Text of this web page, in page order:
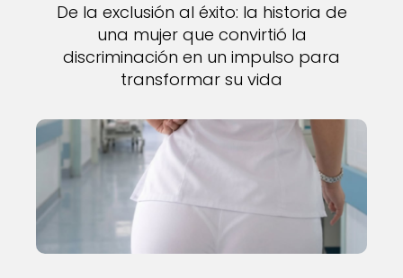
De la exclusión al éxito: la historia de
una mujer que convirtió la
discriminación en un impulso para
transformar su vida